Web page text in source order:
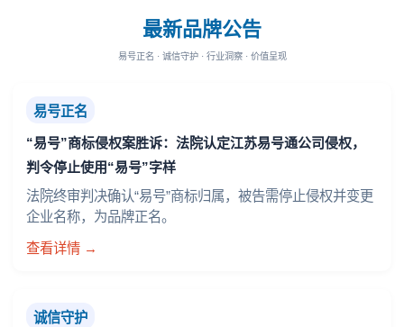
最新品牌公告
易号正名 · 诚信守护 · 行业洞察 · 价值呈现
易号正名
“易号”商标侵权案胜诉：法院认定江苏易号通公司侵权，
判令停止使用“易号”字样
法院终审判决确认“易号”商标归属，被告需停止侵权并变更
企业名称，为品牌正名。
查看详情 →
诚信守护